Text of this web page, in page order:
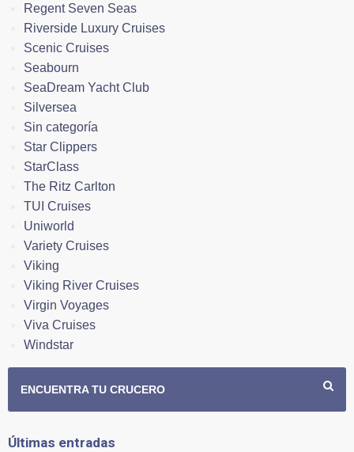
Regent Seven Seas
Riverside Luxury Cruises
Scenic Cruises
Seabourn
SeaDream Yacht Club
Silversea
Sin categoría
Star Clippers
StarClass
The Ritz Carlton
TUI Cruises
Uniworld
Variety Cruises
Viking
Viking River Cruises
Virgin Voyages
Viva Cruises
Windstar
ENCUENTRA TU CRUCERO
Últimas entradas